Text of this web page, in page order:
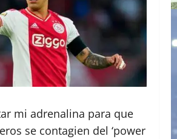
mi adrenalina para que
se contagien del ‘power